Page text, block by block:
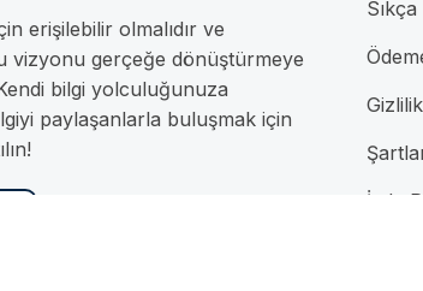
erişilebilir olmalıdır ve
vizyonu gerçeğe dönüştürmeye
bilgi yolculuğunuza
paylaşanlarla buluşmak için
İade